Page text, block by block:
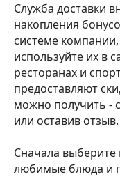
Служба доставки
накопления
системе
используйте их в
ресторанах и
предоставляют
можно получить -
или оставив отзыв.
Сначала
любимые блюда и